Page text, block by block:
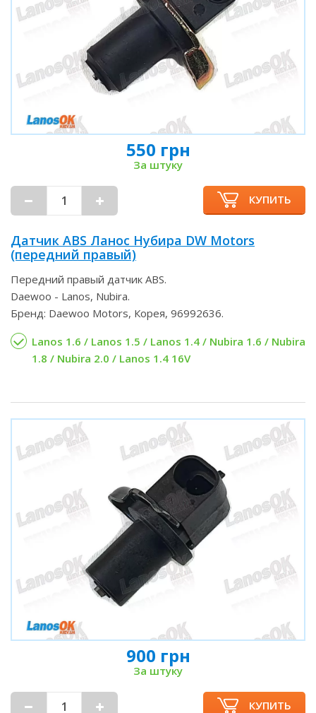
550 грн
За штуку
КУПИТЬ
Датчик ABS Ланос Нубира DW Motors
(передний правый)
Передний правый датчик ABS.
Daewoo - Lanos, Nubira.
Бренд: Daewoo Motors, Корея, 96992636.
Lanos 1.6 / Lanos 1.5 / Lanos 1.4 / Nubira 1.6 / Nubira
1.8 / Nubira 2.0 / Lanos 1.4 16V
900 грн
За штуку
КУПИТЬ